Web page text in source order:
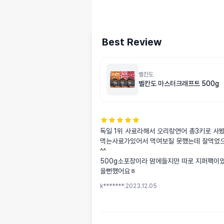
Best Review
벨칸도
벨칸도 마스터크래프트 500g
독일 1위 사료라해서 오리랑연어 총3키로 사
먹는사료가있어서 먹여보질 못했는데 잘먹었
^^
500g소포장이라 맘에들지만 따로 지퍼팩이
을뻔했어요ㅎ
k******* 2023.12.05